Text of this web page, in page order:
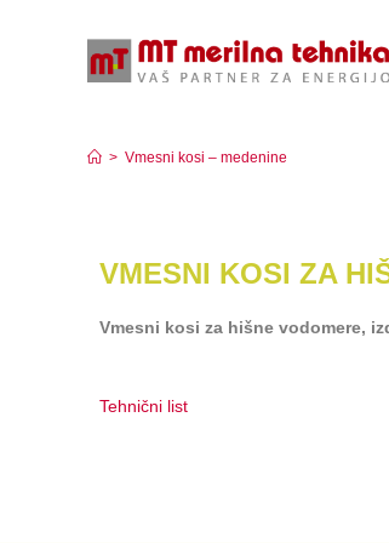
> Vmesni kosi – medenine
VMESNI KOSI ZA
Vmesni kosi za hišne vodomere,
Tehnični list